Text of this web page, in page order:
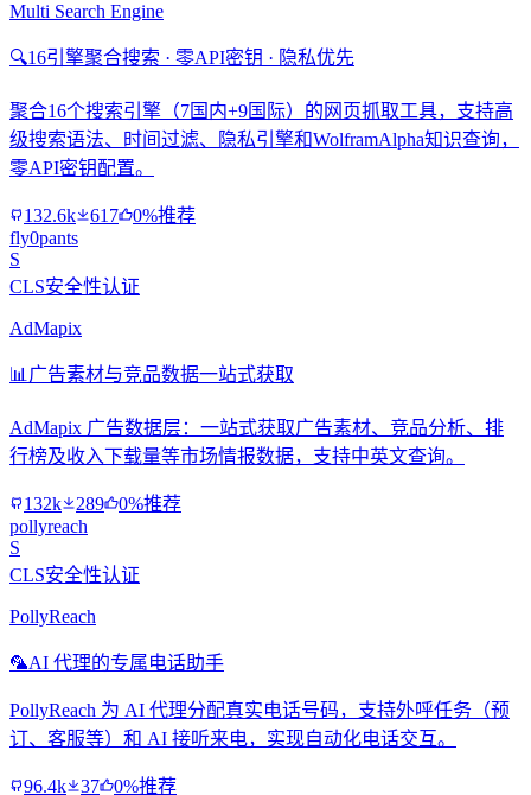
Multi Search Engine
🔍16引擎聚合搜索 · 零API密钥 · 隐私优先
聚合16个搜索引擎（7国内+9国际）的网页抓取工具，支持高
级搜索语法、时间过滤、隐私引擎和WolframAlpha知识查询，
零API密钥配置。
132.6k 617
0%推荐
fly0pants
S
CLS安全性认证
AdMapix
📊 广告素材与竞品数据一站式获取
AdMapix 广告数据层：一站式获取广告素材、竞品分析、排
行榜及收入下载量等市场情报数据，支持中英文查询。
132k 289
0%推荐
pollyreach
S
CLS安全性认证
PollyReach
🦜AI 代理的专属电话助手
PollyReach 为 AI 代理分配真实电话号码，支持外呼任务（预
订、客服等）和 AI 接听来电，实现自动化电话交互。
96.4k 37 0%推荐